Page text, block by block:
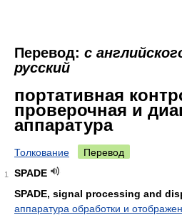
Перевод: с
русский
портативная
проверочная и
аппаратура
Толкование Перевод
1
SPADE
SPADE, signal processing and
аппаратура обработки и